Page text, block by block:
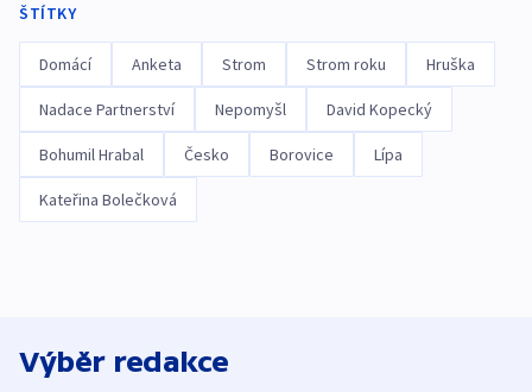
ŠTÍTKY
Domácí Anketa Strom Strom roku Hruška
Nadace Partnerství Nepomyšl David Kopecký
Bohumil Hrabal Česko Borovice Lípa
Kateřina Bolečková
Výběr redakce